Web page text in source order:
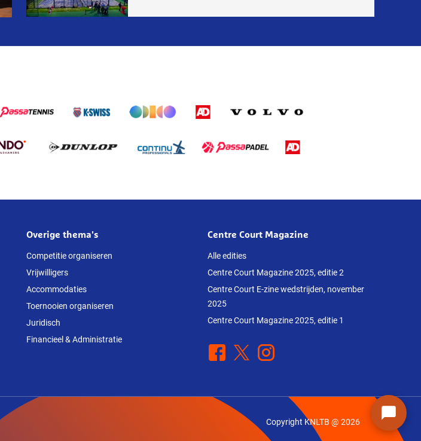
Overige thema's
Competitie organiseren
Vrijwilligers
Accommodaties
Toernooien organiseren
Juridisch
Financieel & Administratie
Centre Court Magazine
Alle edities
Centre Court Magazine 2025, editie 2
Centre Court E-zine wedstrijden, november
2025
Centre Court Magazine 2025, editie 1
Facebook
X Instagram
Copyright KNLTB @ 2026